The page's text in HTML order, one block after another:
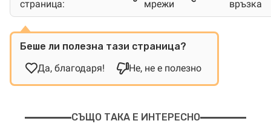
страница:
мрежи
връзка
Беше ли полезна тази страница?
Да, благодаря!
Не, не е полезно
СЪЩО ТАКА Е ИНТЕРЕСНО